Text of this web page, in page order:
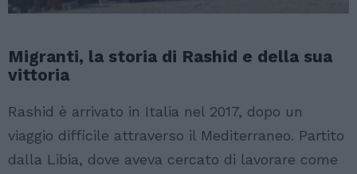
Migranti, la storia di Rashid e della sua
vittoria
Rashid è arrivato in Italia nel 2017, dopo un
viaggio difficile attraverso il Mediterraneo. Partito
dalla Libia, dove aveva cercato di lavorare come